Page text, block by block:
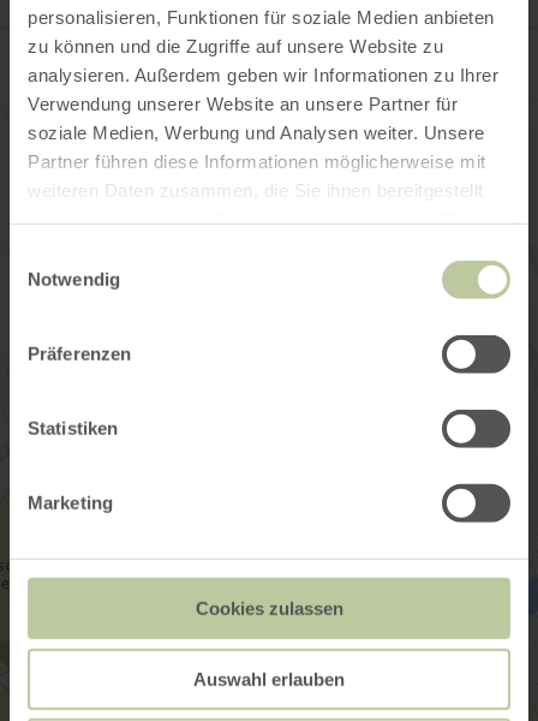
personalisieren, Funktionen für soziale Medien anbieten
zu können und die Zugriffe auf unsere Website zu
analysieren. Außerdem geben wir Informationen zu Ihrer
Verwendung unserer Website an unsere Partner für
soziale Medien, Werbung und Analysen weiter. Unsere
Partner führen diese Informationen möglicherweise mit
weiteren Daten zusammen, die Sie ihnen bereitgestellt
Notwendig
Präferenzen
Statistiken
Marketing
Cookies zulassen
Auswahl erlauben